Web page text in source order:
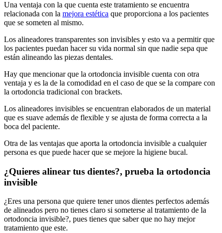
Una ventaja con la que cuenta este tratamiento se encuentra
relacionada con la mejora estética que proporciona a los pacientes
que se someten al mismo.
Los alineadores transparentes son invisibles y esto va a permitir que
los pacientes puedan hacer su vida normal sin que nadie sepa que
están alineando las piezas dentales.
Hay que mencionar que la ortodoncia invisible cuenta con otra
ventaja y es la de la comodidad en el caso de que se la compare con
la ortodoncia tradicional con brackets.
Los alineadores invisibles se encuentran elaborados de un material
que es suave además de flexible y se ajusta de forma correcta a la
boca del paciente.
Otra de las ventajas que aporta la ortodoncia invisible a cualquier
persona es que puede hacer que se mejore la higiene bucal.
¿Quieres alinear tus dientes?, prueba la ortodoncia
invisible
¿Eres una persona que quiere tener unos dientes perfectos además
de alineados pero no tienes claro si someterse al tratamiento de la
ortodoncia invisible?, pues tienes que saber que no hay mejor
tratamiento que este.